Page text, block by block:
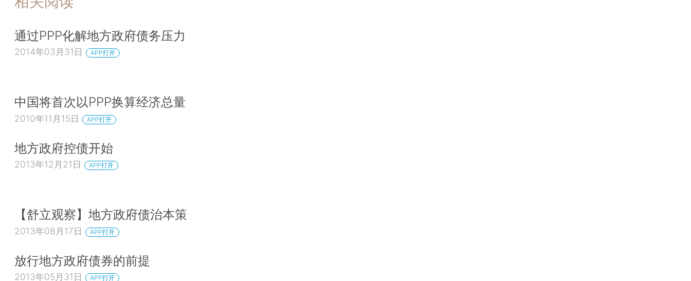
通过PPP化解地方政府债务压力
2014年03月31日 APP打开
中国将首次以PPP换算经济总量
2010年11月15日 APP打开
地方政府控债开始
2013年12月21日 APP打开
【舒立观察】地方政府债治本策
2013年08月17日 APP打开
放行地方政府债券的前提
2013年05月31日 APP打开